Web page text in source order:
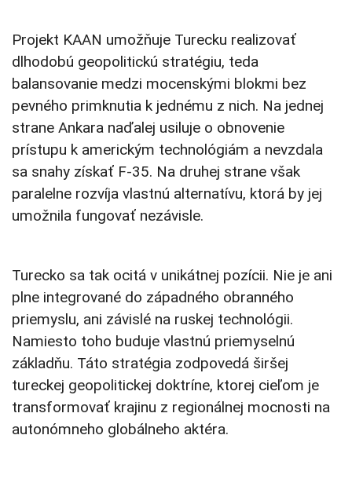
Projekt KAAN umožňuje Turecku realizovať
dlhodobú geopolitickú stratégiu, teda
balansovanie medzi mocenskými blokmi bez
pevného primknutia k jednému z nich. Na jednej
strane Ankara naďalej usiluje o obnovenie
prístupu k americkým technológiám a nevzdala
sa snahy získať F-35. Na druhej strane však
paralelne rozvíja vlastnú alternatívu, ktorá by jej
umožnila fungovať nezávisle.
Turecko sa tak ocitá v unikátnej pozícii. Nie je ani
plne integrované do západného obranného
priemyslu, ani závislé na ruskej technológii.
Namiesto toho buduje vlastnú priemyselnú
základňu. Táto stratégia zodpovedá širšej
tureckej geopolitickej doktríne, ktorej cieľom je
transformovať krajinu z regionálnej mocnosti na
autonómneho globálneho aktéra.